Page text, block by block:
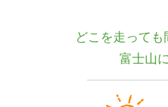
どこを走っても
富士山